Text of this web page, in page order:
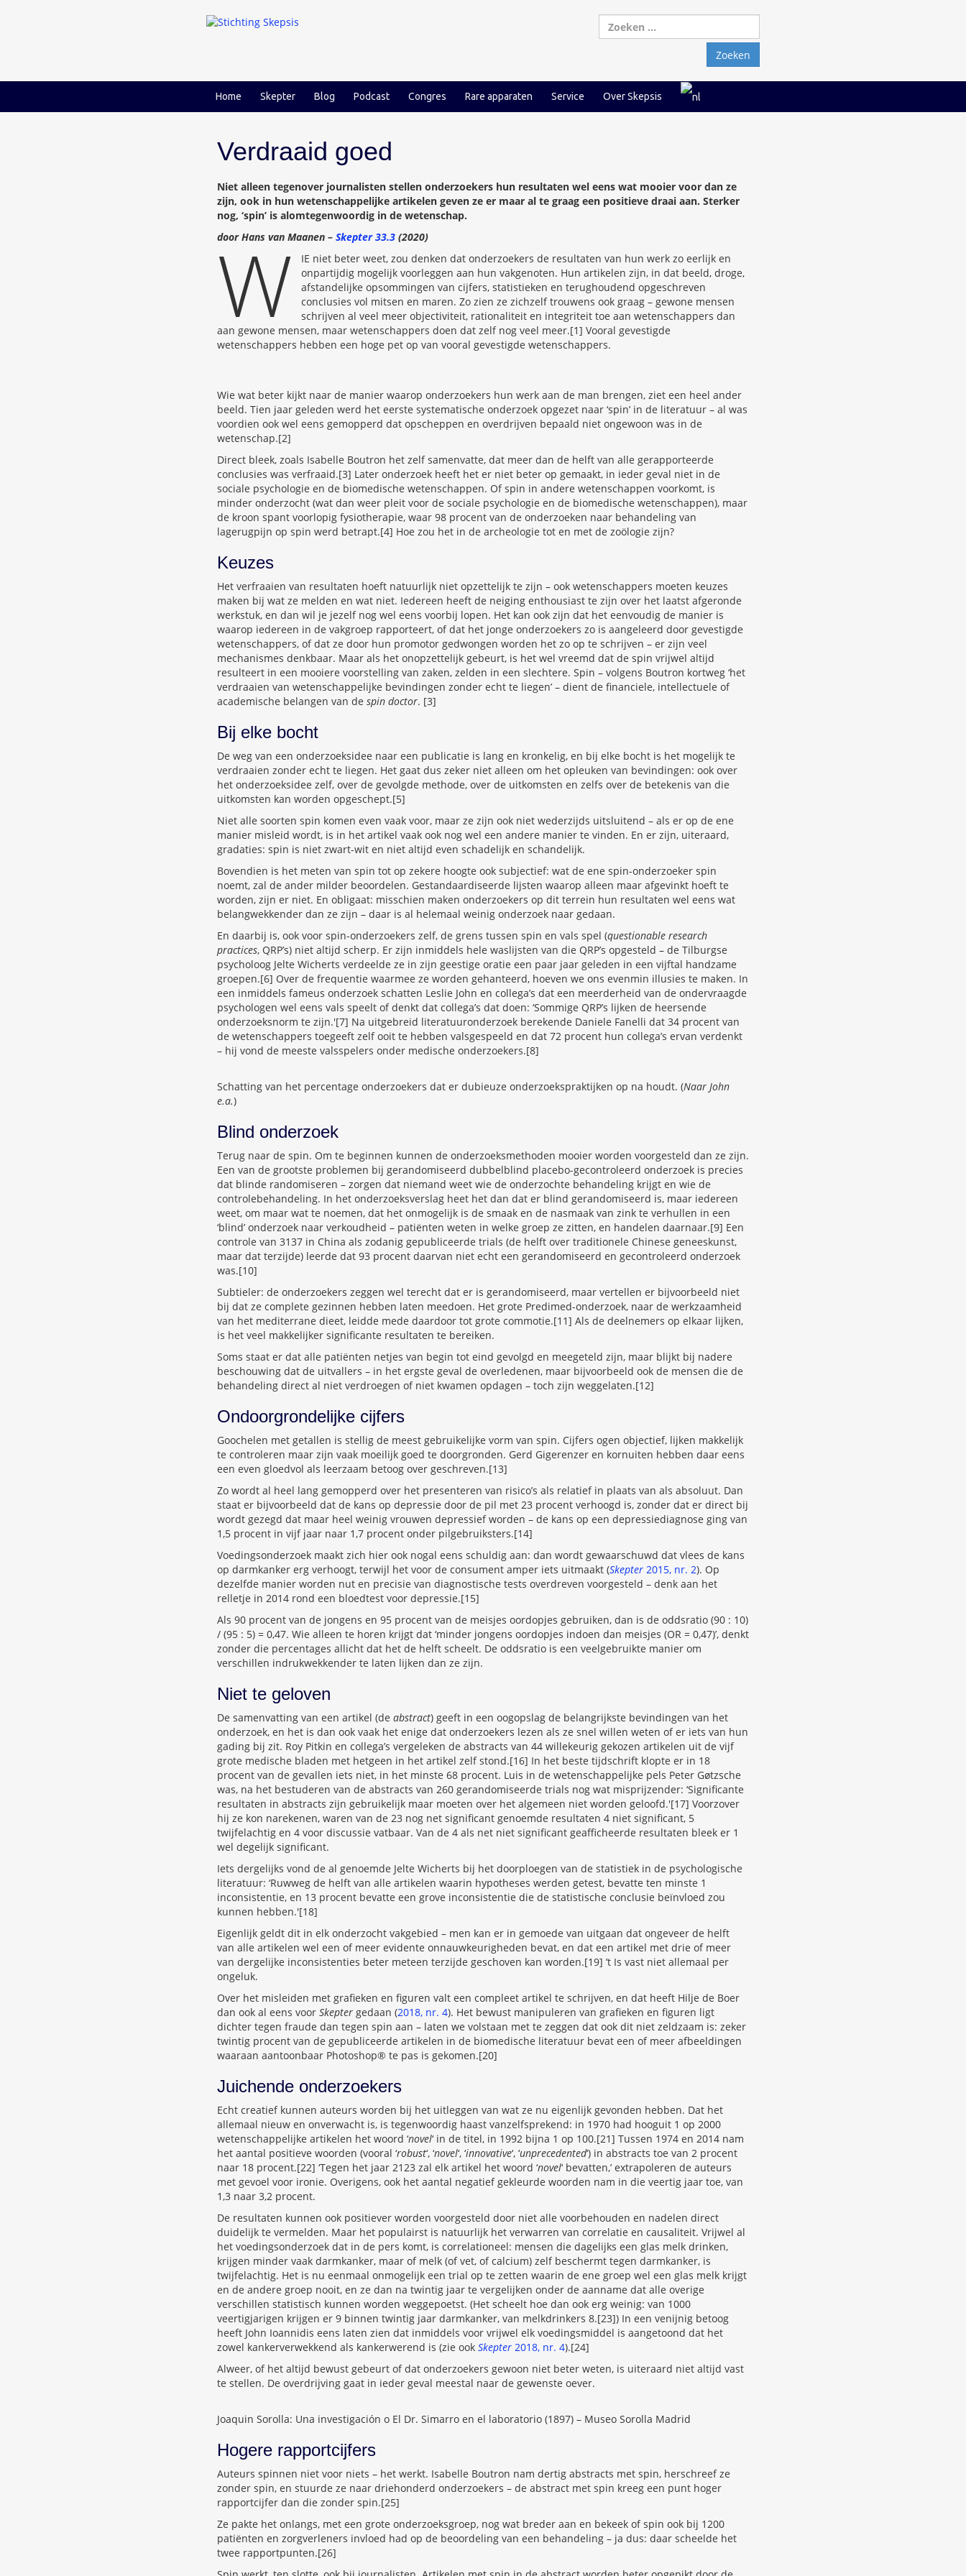
naar:
Home Skepter Blog Podcast Congres Rare apparaten Service Over Skepsis
Verdraaid goed
Niet alleen tegenover journalisten stellen onderzoekers hun resultaten wel eens wat mooier voor dan ze
zijn, ook in hun wetenschappelijke artikelen geven ze er maar al te graag een positieve draai aan. Sterker
nog, ‘spin’ is alomtegenwoordig in de wetenschap.
door Hans van Maanen – Skepter 33.3 (2020)
W
IE niet beter weet, zou denken dat onderzoekers de resultaten van hun werk zo eerlijk en
onpartijdig mogelijk voorleggen aan hun vakgenoten. Hun artikelen zijn, in dat beeld, droge,
afstandelijke opsommingen van cijfers, statistieken en terughoudend opgeschreven
conclusies vol mitsen en maren. Zo zien ze zichzelf trouwens ook graag – gewone mensen
schrijven al veel meer objectiviteit, rationaliteit en integriteit toe aan wetenschappers dan
aan gewone mensen, maar wetenschappers doen dat zelf nog veel meer.[1] Vooral gevestigde
wetenschappers hebben een hoge pet op van vooral gevestigde wetenschappers.
Wie wat beter kijkt naar de manier waarop onderzoekers hun werk aan de man brengen, ziet een heel ander
beeld. Tien jaar geleden werd het eerste systematische onderzoek opgezet naar ‘spin’ in de literatuur – al was
voordien ook wel eens gemopperd dat opscheppen en overdrijven bepaald niet ongewoon was in de
wetenschap.[2]
Direct bleek, zoals Isabelle Boutron het zelf samenvatte, dat meer dan de helft van alle gerapporteerde
conclusies was verfraaid.[3] Later onderzoek heeft het er niet beter op gemaakt, in ieder geval niet in de
sociale psychologie en de biomedische wetenschappen. Of spin in andere wetenschappen voorkomt, is
minder onderzocht (wat dan weer pleit voor de sociale psychologie en de biomedische wetenschappen), maar
de kroon spant voorlopig fysiotherapie, waar 98 procent van de onderzoeken naar behandeling van
lagerugpijn op spin werd betrapt.[4] Hoe zou het in de archeologie tot en met de zoölogie zijn?
Keuzes
Het verfraaien van resultaten hoeft natuurlijk niet opzettelijk te zijn – ook wetenschappers moeten keuzes
maken bij wat ze melden en wat niet. Iedereen heeft de neiging enthousiast te zijn over het laatst afgeronde
werkstuk, en dan wil je jezelf nog wel eens voorbij lopen. Het kan ook zijn dat het eenvoudig de manier is
waarop iedereen in de vakgroep rapporteert, of dat het jonge onderzoekers zo is aangeleerd door gevestigde
wetenschappers, of dat ze door hun promotor gedwongen worden het zo op te schrijven – er zijn veel
mechanismes denkbaar. Maar als het onopzettelijk gebeurt, is het wel vreemd dat de spin vrijwel altijd
resulteert in een mooiere voorstelling van zaken, zelden in een slechtere. Spin – volgens Boutron kortweg ‘het
verdraaien van wetenschappelijke bevindingen zonder echt te liegen’ – dient de financiele, intellectuele of
academische belangen van de spin doctor. [3]
Bij elke bocht
De weg van een onderzoeksidee naar een publicatie is lang en kronkelig, en bij elke bocht is het mogelijk te
verdraaien zonder echt te liegen. Het gaat dus zeker niet alleen om het opleuken van bevindingen: ook over
het onderzoeksidee zelf, over de gevolgde methode, over de uitkomsten en zelfs over de betekenis van die
uitkomsten kan worden opgeschept.[5]
Niet alle soorten spin komen even vaak voor, maar ze zijn ook niet wederzijds uitsluitend – als er op de ene
manier misleid wordt, is in het artikel vaak ook nog wel een andere manier te vinden. En er zijn, uiteraard,
gradaties: spin is niet zwart-wit en niet altijd even schadelijk en schandelijk.
Bovendien is het meten van spin tot op zekere hoogte ook subjectief: wat de ene spin-onderzoeker spin
noemt, zal de ander milder beoordelen. Gestandaardiseerde lijsten waarop alleen maar afgevinkt hoeft te
worden, zijn er niet. En obligaat: misschien maken onderzoekers op dit terrein hun resultaten wel eens wat
belangwekkender dan ze zijn – daar is al helemaal weinig onderzoek naar gedaan.
En daarbij is, ook voor spin-onderzoekers zelf, de grens tussen spin en vals spel (questionable research
practices, QRP’s) niet altijd scherp. Er zijn inmiddels hele waslijsten van die QRP’s opgesteld – de Tilburgse
psycholoog Jelte Wicherts verdeelde ze in zijn geestige oratie een paar jaar geleden in een vijftal handzame
groepen.[6] Over de frequentie waarmee ze worden gehanteerd, hoeven we ons evenmin illusies te maken. In
een inmiddels fameus onderzoek schatten Leslie John en collega’s dat een meerderheid van de ondervraagde
psychologen wel eens vals speelt of denkt dat collega’s dat doen: ‘Sommige QRP’s lijken de heersende
onderzoeksnorm te zijn.'[7] Na uitgebreid literatuuronderzoek berekende Daniele Fanelli dat 34 procent van
de wetenschappers toegeeft zelf ooit te hebben valsgespeeld en dat 72 procent hun collega’s ervan verdenkt
– hij vond de meeste valsspelers onder medische onderzoekers.[8]
Schatting van het percentage onderzoekers dat er dubieuze onderzoekspraktijken op na houdt. (Naar John
e.a.)
Blind onderzoek
Terug naar de spin. Om te beginnen kunnen de onderzoeksmethoden mooier worden voorgesteld dan ze zijn.
Een van de grootste problemen bij gerandomiseerd dubbelblind placebo-gecontroleerd onderzoek is precies
dat blinde randomiseren – zorgen dat niemand weet wie de onderzochte behandeling krijgt en wie de
controlebehandeling. In het onderzoeksverslag heet het dan dat er blind gerandomiseerd is, maar iedereen
weet, om maar wat te noemen, dat het onmogelijk is de smaak en de nasmaak van zink te verhullen in een
‘blind’ onderzoek naar verkoudheid – patiënten weten in welke groep ze zitten, en handelen daarnaar.[9] Een
controle van 3137 in China als zodanig gepubliceerde trials (de helft over traditionele Chinese geneeskunst,
maar dat terzijde) leerde dat 93 procent daarvan niet echt een gerandomiseerd en gecontroleerd onderzoek
was.[10]
Subtieler: de onderzoekers zeggen wel terecht dat er is gerandomiseerd, maar vertellen er bijvoorbeeld niet
bij dat ze complete gezinnen hebben laten meedoen. Het grote Predimed-onderzoek, naar de werkzaamheid
van het mediterrane dieet, leidde mede daardoor tot grote commotie.[11] Als de deelnemers op elkaar lijken,
is het veel makkelijker significante resultaten te bereiken.
Soms staat er dat alle patiënten netjes van begin tot eind gevolgd en meegeteld zijn, maar blijkt bij nadere
beschouwing dat de uitvallers – in het ergste geval de overledenen, maar bijvoorbeeld ook de mensen die de
behandeling direct al niet verdroegen of niet kwamen opdagen – toch zijn weggelaten.[12]
Ondoorgrondelijke cijfers
Goochelen met getallen is stellig de meest gebruikelijke vorm van spin. Cijfers ogen objectief, lijken makkelijk
te controleren maar zijn vaak moeilijk goed te doorgronden. Gerd Gigerenzer en kornuiten hebben daar eens
een even gloedvol als leerzaam betoog over geschreven.[13]
Zo wordt al heel lang gemopperd over het presenteren van risico’s als relatief in plaats van als absoluut. Dan
staat er bijvoorbeeld dat de kans op depressie door de pil met 23 procent verhoogd is, zonder dat er direct bij
wordt gezegd dat maar heel weinig vrouwen depressief worden – de kans op een depressiediagnose ging van
1,5 procent in vijf jaar naar 1,7 procent onder pilgebruiksters.[14]
Voedingsonderzoek maakt zich hier ook nogal eens schuldig aan: dan wordt gewaarschuwd dat vlees de kans
op darmkanker erg verhoogt, terwijl het voor de consument amper iets uitmaakt (Skepter 2015, nr. 2). Op
dezelfde manier worden nut en precisie van diagnostische tests overdreven voorgesteld – denk aan het
relletje in 2014 rond een bloedtest voor depressie.[15]
Als 90 procent van de jongens en 95 procent van de meisjes oordopjes gebruiken, dan is de oddsratio (90 : 10)
/ (95 : 5) = 0,47. Wie alleen te horen krijgt dat ‘minder jongens oordopjes indoen dan meisjes (OR = 0,47)’, denkt
zonder die percentages allicht dat het de helft scheelt. De oddsratio is een veelgebruikte manier om
verschillen indrukwekkender te laten lijken dan ze zijn.
Niet te geloven
De samenvatting van een artikel (de abstract) geeft in een oogopslag de belangrijkste bevindingen van het
onderzoek, en het is dan ook vaak het enige dat onderzoekers lezen als ze snel willen weten of er iets van hun
gading bij zit. Roy Pitkin en collega’s vergeleken de abstracts van 44 willekeurig gekozen artikelen uit de vijf
grote medische bladen met hetgeen in het artikel zelf stond.[16] In het beste tijdschrift klopte er in 18
procent van de gevallen iets niet, in het minste 68 procent. Luis in de wetenschappelijke pels Peter Gøtzsche
was, na het bestuderen van de abstracts van 260 gerandomiseerde trials nog wat misprijzender: ‘Significante
resultaten in abstracts zijn gebruikelijk maar moeten over het algemeen niet worden geloofd.'[17] Voorzover
hij ze kon narekenen, waren van de 23 nog net significant genoemde resultaten 4 niet significant, 5
twijfelachtig en 4 voor discussie vatbaar. Van de 4 als net niet significant geafficheerde resultaten bleek er 1
wel degelijk significant.
Iets dergelijks vond de al genoemde Jelte Wicherts bij het doorploegen van de statistiek in de psychologische
literatuur: ‘Ruwweg de helft van alle artikelen waarin hypotheses werden getest, bevatte ten minste 1
inconsistentie, en 13 procent bevatte een grove inconsistentie die de statistische conclusie beïnvloed zou
kunnen hebben.'[18]
Eigenlijk geldt dit in elk onderzocht vakgebied – men kan er in gemoede van uitgaan dat ongeveer de helft
van alle artikelen wel een of meer evidente onnauwkeurigheden bevat, en dat een artikel met drie of meer
van dergelijke inconsistenties beter meteen terzijde geschoven kan worden.[19] ’t Is vast niet allemaal per
ongeluk.
Over het misleiden met grafieken en figuren valt een compleet artikel te schrijven, en dat heeft Hilje de Boer
dan ook al eens voor Skepter gedaan (2018, nr. 4). Het bewust manipuleren van grafieken en figuren ligt
dichter tegen fraude dan tegen spin aan – laten we volstaan met te zeggen dat ook dit niet zeldzaam is: zeker
twintig procent van de gepubliceerde artikelen in de biomedische literatuur bevat een of meer afbeeldingen
waaraan aantoonbaar Photoshop® te pas is gekomen.[20]
Juichende onderzoekers
Echt creatief kunnen auteurs worden bij het uitleggen van wat ze nu eigenlijk gevonden hebben. Dat het
allemaal nieuw en onverwacht is, is tegenwoordig haast vanzelfsprekend: in 1970 had hooguit 1 op 2000
wetenschappelijke artikelen het woord ‘novel‘ in de titel, in 1992 bijna 1 op 100.[21] Tussen 1974 en 2014 nam
het aantal positieve woorden (vooral ‘robust‘, ‘novel‘, ‘innovative‘, ‘unprecedented‘) in abstracts toe van 2 procent
naar 18 procent.[22] ‘Tegen het jaar 2123 zal elk artikel het woord ‘novel‘ bevatten,’ extrapoleren de auteurs
met gevoel voor ironie. Overigens, ook het aantal negatief gekleurde woorden nam in die veertig jaar toe, van
1,3 naar 3,2 procent.
De resultaten kunnen ook positiever worden voorgesteld door niet alle voorbehouden en nadelen direct
duidelijk te vermelden. Maar het populairst is natuurlijk het verwarren van correlatie en causaliteit. Vrijwel al
het voedingsonderzoek dat in de pers komt, is correlationeel: mensen die dagelijks een glas melk drinken,
krijgen minder vaak darmkanker, maar of melk (of vet, of calcium) zelf beschermt tegen darmkanker, is
twijfelachtig. Het is nu eenmaal onmogelijk een trial op te zetten waarin de ene groep wel een glas melk krijgt
en de andere groep nooit, en ze dan na twintig jaar te vergelijken onder de aanname dat alle overige
verschillen statistisch kunnen worden weggepoetst. (Het scheelt hoe dan ook erg weinig: van 1000
veertigjarigen krijgen er 9 binnen twintig jaar darmkanker, van melkdrinkers 8.[23]) In een venijnig betoog
heeft John Ioannidis eens laten zien dat inmiddels voor vrijwel elk voedingsmiddel is aangetoond dat het
zowel kankerverwekkend als kankerwerend is (zie ook Skepter 2018, nr. 4).[24]
Alweer, of het altijd bewust gebeurt of dat onderzoekers gewoon niet beter weten, is uiteraard niet altijd vast
te stellen. De overdrijving gaat in ieder geval meestal naar de gewenste oever.
Joaquin Sorolla: Una investigación o El Dr. Simarro en el laboratorio (1897) – Museo Sorolla Madrid
Hogere rapportcijfers
Auteurs spinnen niet voor niets – het werkt. Isabelle Boutron nam dertig abstracts met spin, herschreef ze
zonder spin, en stuurde ze naar driehonderd onderzoekers – de abstract met spin kreeg een punt hoger
rapportcijfer dan die zonder spin.[25]
Ze pakte het onlangs, met een grote onderzoeksgroep, nog wat breder aan en bekeek of spin ook bij 1200
patiënten en zorgverleners invloed had op de beoordeling van een behandeling – ja dus: daar scheelde het
twee rapportpunten.[26]